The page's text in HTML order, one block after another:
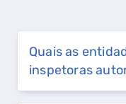
Quais as
inspetoras